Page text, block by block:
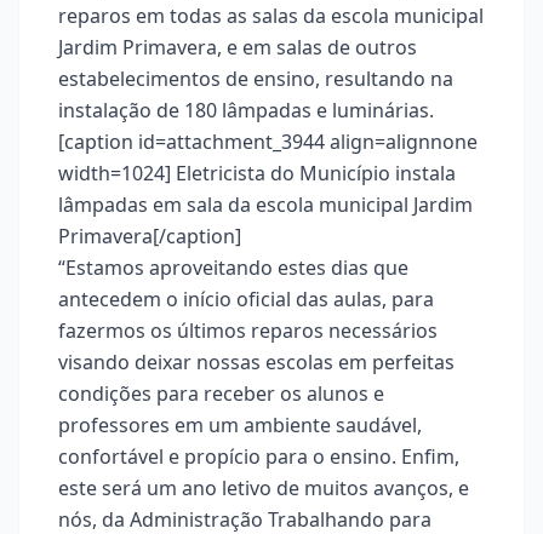
reparos em todas as salas da escola municipal
Jardim Primavera, e em salas de outros
estabelecimentos de ensino, resultando na
instalação de 180 lâmpadas e luminárias.
[caption id=attachment_3944 align=alignnone
width=1024] Eletricista do Município instala
lâmpadas em sala da escola municipal Jardim
Primavera[/caption]
“Estamos aproveitando estes dias que
antecedem o início oficial das aulas, para
fazermos os últimos reparos necessários
visando deixar nossas escolas em perfeitas
condições para receber os alunos e
professores em um ambiente saudável,
confortável e propício para o ensino. Enfim,
este será um ano letivo de muitos avanços, e
nós, da Administração Trabalhando para